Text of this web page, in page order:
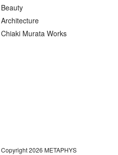
Beauty
Architecture
Chiaki Murata Works
Copyright 2026 METAPHYS